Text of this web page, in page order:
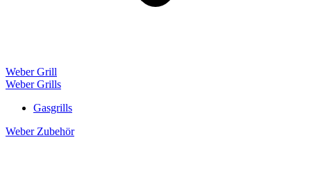
Weber Grill
Weber Grills
Gasgrills
Weber Zubehör